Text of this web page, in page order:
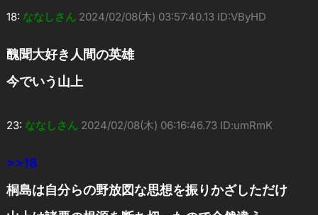
18: ななしさん 2024/02/08(木) 03:57:40.13 ID:VByHD
醜聞大好き人間の英雄
今でいう山上
23: ななしさん 2024/02/08(木) 06:16:46.73 ID:umRmK
>>18
桐島は自分らの野放図な思想を振りかざしただけ